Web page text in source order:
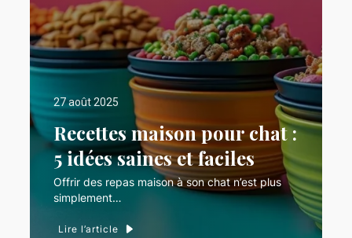
27 août 2025
Recettes maison pour chat :
5 idées saines et faciles
Offrir des repas maison à son chat n’est plus
simplement…
Lire l’article